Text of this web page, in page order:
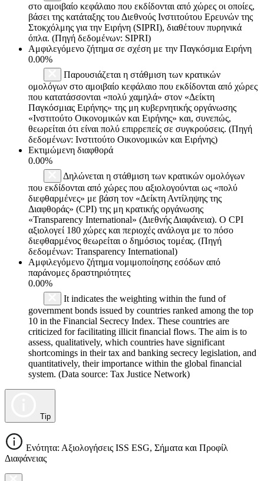
στο αμοιβαίο κεφάλαιο που εκδίδονται από χώρες οι οποίες,
βάσει της κατάταξης του Διεθνούς Ινστιτούτου Ερευνών της
Στοκχόλμης για την Ειρήνη (SIPRI), διαθέτουν πυρηνικά
όπλα. (Πηγή δεδομένων: SIPRI)
Αμφιλεγόμενο ζήτημα σε σχέση με την Παγκόσμια Ειρήνη
0.00%
Παρουσιάζεται η στάθμιση των κρατικών
ομολόγων στο αμοιβαίο κεφάλαιο που εκδίδονται από χώρες
που κατατάσσονται «πολύ χαμηλά» στον «Δείκτη
Παγκόσμιας Ειρήνης» της μη κυβερνητικής οργάνωσης
«Ινστιτούτο Οικονομικών και Ειρήνης» και, συνεπώς,
θεωρείται ότι είναι πολύ επιρρεπείς σε συγκρούσεις. (Πηγή
δεδομένων: Ινστιτούτο Οικονομικών και Ειρήνης)
Εκτιμώμενη διαφθορά
0.00%
Δηλώνεται η στάθμιση των κρατικών ομολόγων
που εκδίδονται από χώρες που αξιολογούνται ως «πολύ
διεφθαρμένες» με βάση τον «Δείκτη Αντίληψης της
Διαφθοράς» (CPI) της μη κρατικής οργάνωσης
«Transparency International» (Διεθνής Διαφάνεια). Ο CPI
αξιολογεί 180 χώρες και περιοχές ανάλογα με το πόσο
διεφθαρμένος θεωρείται ο δημόσιος τομέας. (Πηγή
δεδομένων: Transparency International)
Αμφιλεγόμενο ζήτημα νομιμοποίησης εσόδων από
παράνομες δραστηριότητες
0.00%
It indicates the weighting within the fund of
government bonds issued by countries ranked among the top
10 in the Financial Secrecy Index. These countries are
criticized for facilitating illicit financial flows. The aim is to
assess, qualitatively, which countries have significant
shortcomings in their tax and banking secrecy legislation, and
quantitatively, their importance within the global financial
system. (Data source: Tax Justice Network)
Tip
Ενότητα: Αξιολογήσεις ISS ESG, Σήματα και Προφίλ
Διαφάνειας